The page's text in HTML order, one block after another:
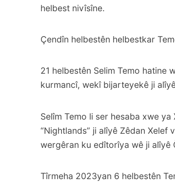
helbest nivîsîne.
Çendîn helbestên helbestkar
21 helbestên Selim Temo hatine
kurmancî, wekî bijarteyekê ji
Selîm Temo li ser hesaba xwe
“Nightlands” ji alîyê Zêdan
wergêran ku edîtorîya wê ji alîyê
Tîrmeha 2023yan 6 helbestên